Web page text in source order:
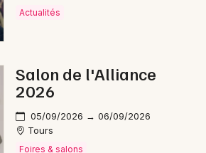
Actualités
Salon de l'Alliance
2026
05/09/2026 → 06/09/2026
Tours
Foires & salons